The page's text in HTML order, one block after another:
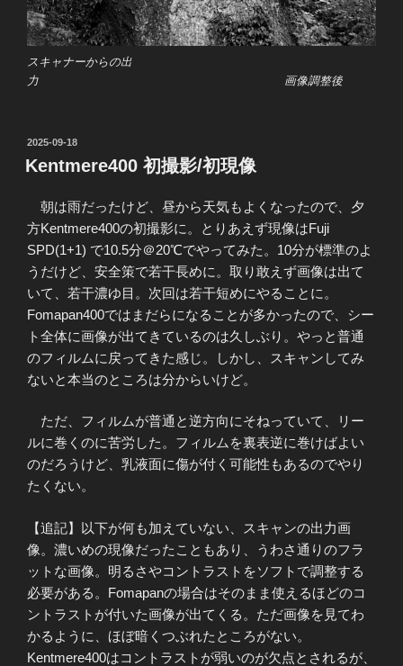
スキャナーからの出
力 画像調整後
投
稿
日:
2025-09-18
Kentmere400 初撮影/初現像
朝は雨だったけど、昼から天気もよくなったので、夕
方Kentmere400の初撮影に。とりあえず現像はFuji
SPD(1+1) で10.5分＠20℃でやってみた。10分が標準のよ
うだけど、安全策で若干長めに。取り敢えず画像は出て
いて、若干濃ゆ目。次回は若干短めにやることに。
Fomapan400ではまだらになることが多かったので、シー
ト全体に画像が出てきているのは久しぶり。やっと普通
のフィルムに戻ってきた感じ。しかし、スキャンしてみ
ないと本当のところは分からいけど。
ただ、フィルムが普通と逆方向にそねっていて、リー
ルに巻くのに苦労した。フィルムを裏表逆に巻けばよい
のだろうけど、乳液面に傷が付く可能性もあるのでやり
たくない。
【追記】以下が何も加えていない、スキャンの出力画
像。濃いめの現像だったこともあり、うわさ通りのフラ
ットな画像。明るさやコントラストをソフトで調整する
必要がある。Fomapanの場合はそのまま使えるほどのコ
ントラストが付いた画像が出てくる。ただ画像を見てわ
かるように、ほぼ暗くつぶれたところがない。
Kentmere400はコントラストが弱いのが欠点とされるが、